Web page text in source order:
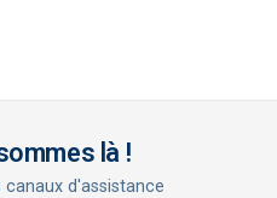
là !
d'assistance